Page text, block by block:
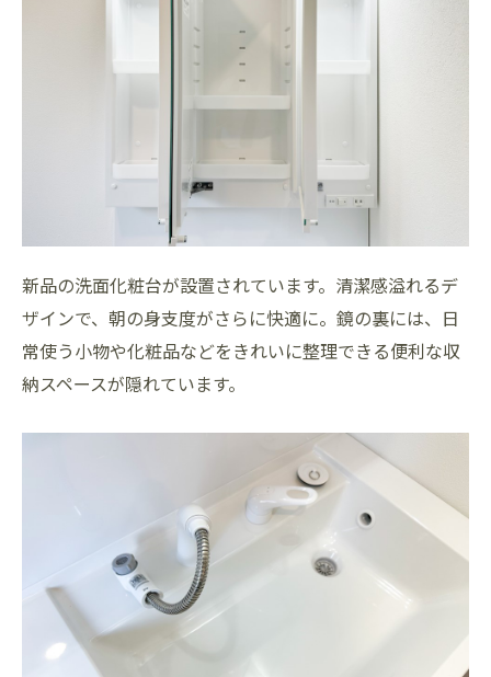
新品の洗面化粧台が設置されています。清潔感溢れるデ
ザインで、朝の身支度がさらに快適に。鏡の裏には、日
常使う小物や化粧品などをきれいに整理できる便利な収
納スペースが隠れています。